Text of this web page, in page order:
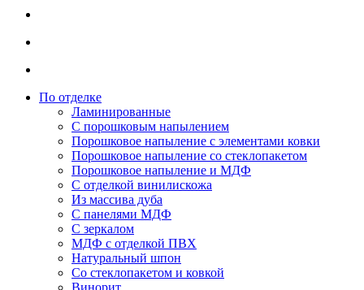
По отделке
Ламинированные
С порошковым напылением
Порошковое напыление с элементами ковки
Порошковое напыление со стеклопакетом
Порошковое напыление и МДФ
С отделкой винилискожа
Из массива дуба
С панелями МДФ
С зеркалом
МДФ с отделкой ПВХ
Натуральный шпон
Со стеклопакетом и ковкой
Винорит